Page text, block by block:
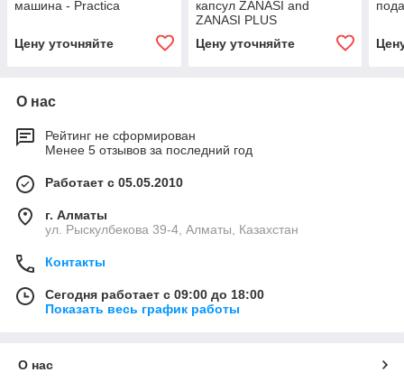
машина - Practica
Цену уточняйте
капсул ZANASI and
ZANASI PLUS
Цену уточняйте
О нас
Рейтинг не сформирован
Менее 5 отзывов за последний год
Работает с 05.05.2010
г. Алматы
ул. Рыскулбекова 39-4, Алматы, Казахстан
Контакты
Сегодня работает с 09:00 до 18:00
Показать весь график работы
О нас